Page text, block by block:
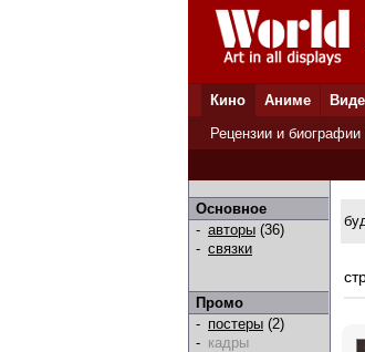
Кино Аниме
Рецензии и биографии
Основное
- авторы (36)
- связки
Промо
- постеры (2)
- кадры